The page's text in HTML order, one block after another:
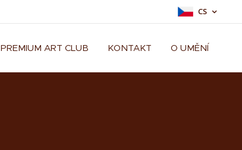
CS
PREMIUM ART CLUB KONTAKT O UMĚNÍ